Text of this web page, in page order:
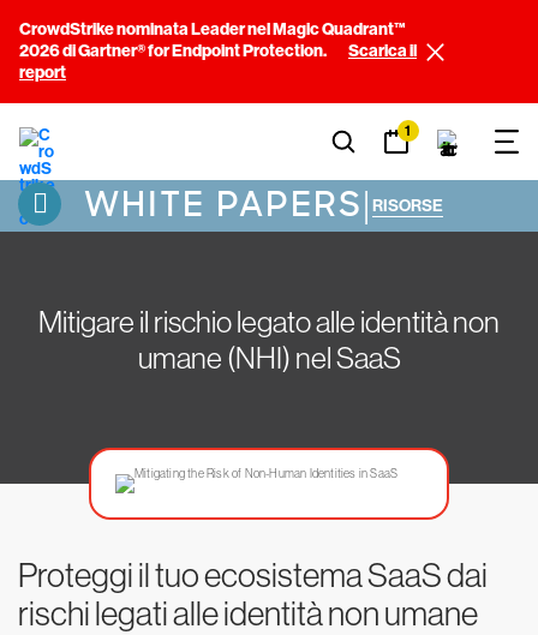
CrowdStrike nominata Leader nel Magic Quadrant™
2026 di Gartner® for Endpoint Protection.
Scarica il
report
1
WHITE PAPERS| RISORSE
Mitigare il rischio legato alle identità non
umane (NHI) nel SaaS
Proteggi il tuo ecosistema SaaS dai
rischi legati alle identità non umane